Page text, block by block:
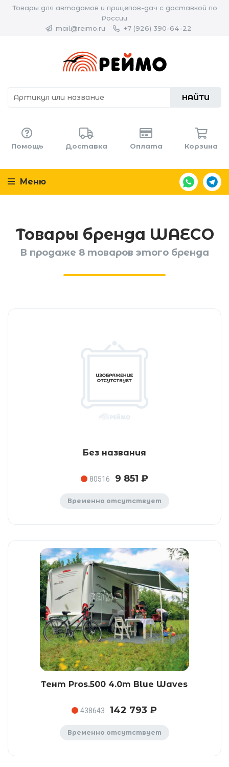
Товары для автодомов и прицепов-дач с доставкой по
России
mail@reimo.ru
+7 (926) 390-64-22
НАЙТИ
Помощь Доставка Оплата Корзина
Меню
Товары бренда WAECO
В продаже 8 товаров этого бренда
Без названия
80516 9 851 ₽
Временно отсутствует
Тент Pros.500 4.0m Blue Waves
438643 142 793 ₽
Временно отсутствует